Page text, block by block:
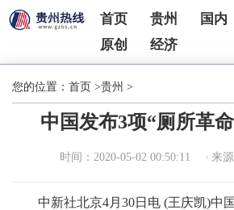
首页 贵州 国内
原创
经济
您的位置： 首页 >贵州 >
中国发布3项“厕所革
时间：2020-05-02 00:50:11 来
中新社北京4月30日电 (王庆凯)中